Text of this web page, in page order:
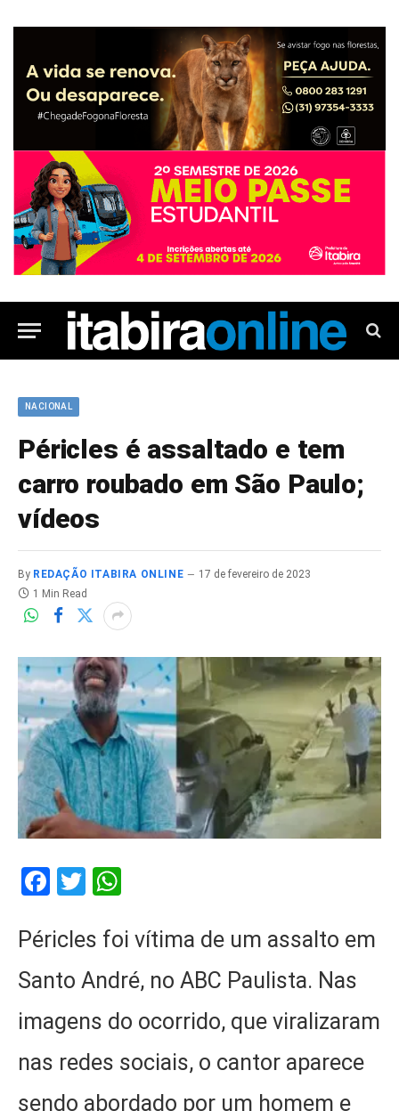
NACIONAL
Péricles é assaltado e tem
carro roubado em São Paulo;
vídeos
By REDAÇÃO ITABIRA ONLINE
17 de fevereiro de 2023
1 Min Read
Facebook
Twitter
Péricles foi vítima de um assalto em
Santo André, no ABC Paulista. Nas
imagens do ocorrido, que viralizaram
nas redes sociais, o cantor aparece
sendo abordado por um homem e